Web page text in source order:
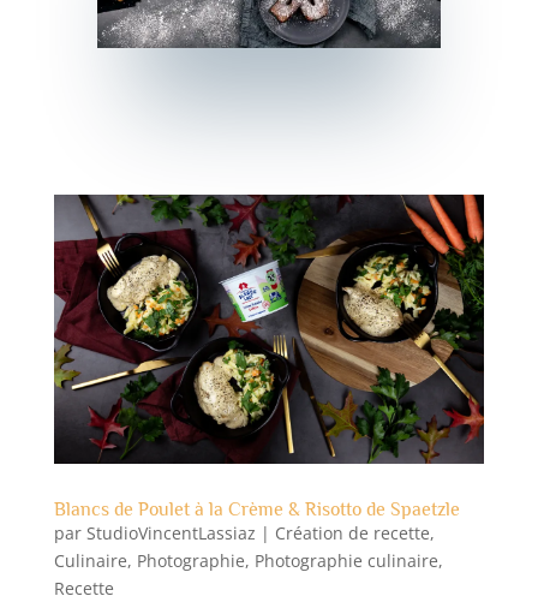
Blancs de Poulet à la Crème & Risotto de Spaetzle
par StudioVincentLassiaz | Création de recette,
Culinaire, Photographie, Photographie culinaire,
Recette